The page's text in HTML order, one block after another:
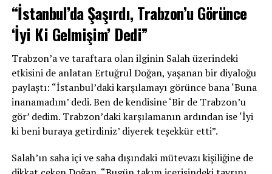
“İstanbul’da Şaşırdı, Trabzon’u Görünce
‘İyi Ki Gelmişim’ Dedi”
Trabzon’a ve taraftara olan ilginin Salah üzerindeki
etkisini de anlatan Ertuğrul Doğan, yaşanan bir diyaloğu
paylaştı: “İstanbul’daki karşılamayı görünce bana ‘Buna
inanamadım’ dedi. Ben de kendisine ‘Bir de Trabzon’u
gör’ dedim. Trabzon’daki karşılamanın ardından ise ‘İyi
ki beni buraya getirdiniz’ diyerek teşekkür etti”.
Salah’ın saha içi ve saha dışındaki mütevazı kişiliğine de